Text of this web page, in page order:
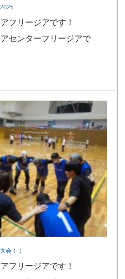
フリージアです！
センターフリージアで
会！！
フリージアです！